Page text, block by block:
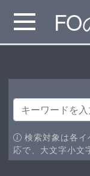
MENU
検索対象は各
応で、大文字小文